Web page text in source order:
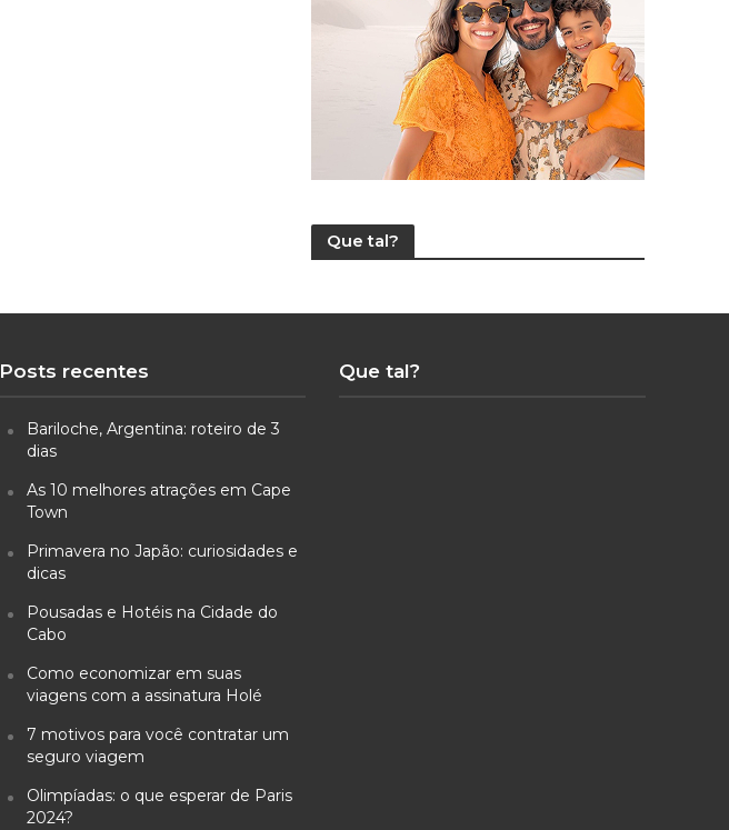
Que tal?
Posts recentes
Bariloche, Argentina: roteiro de 3
dias
As 10 melhores atrações em Cape
Town
Primavera no Japão: curiosidades e
dicas
Pousadas e Hotéis na Cidade do
Cabo
Como economizar em suas
viagens com a assinatura Holé
7 motivos para você contratar um
seguro viagem
Olimpíadas: o que esperar de Paris
2024?
Que tal?